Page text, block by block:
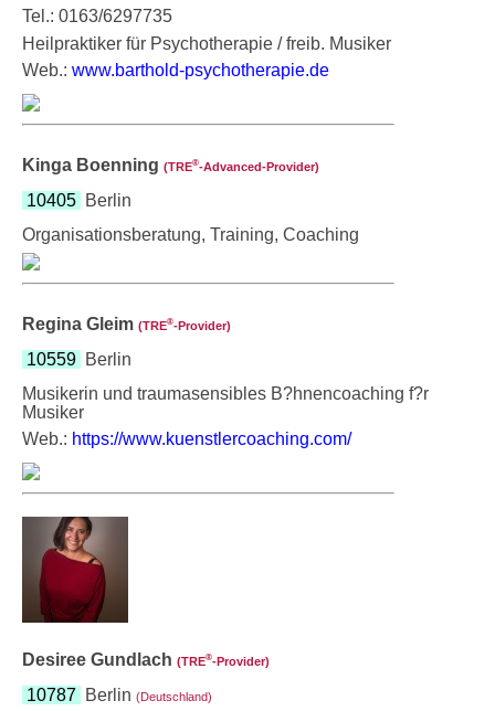
Tel.: 0163/6297735
Heilpraktiker für Psychotherapie / freib. Musiker
Web.: www.barthold-psychotherapie.de
Kinga Boenning (TRE®‑Advanced-Provider)
10405 Berlin
Organisationsberatung, Training, Coaching
Regina Gleim (TRE®‑Provider)
10559 Berlin
Musikerin und traumasensibles B?hnencoaching f?r
Musiker
Web.: https://www.kuenstlercoaching.com/
Desiree Gundlach (TRE®‑Provider)
10787 Berlin (Deutschland)